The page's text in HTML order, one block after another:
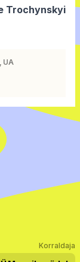
Trochynskyi
UA
Korraldaja